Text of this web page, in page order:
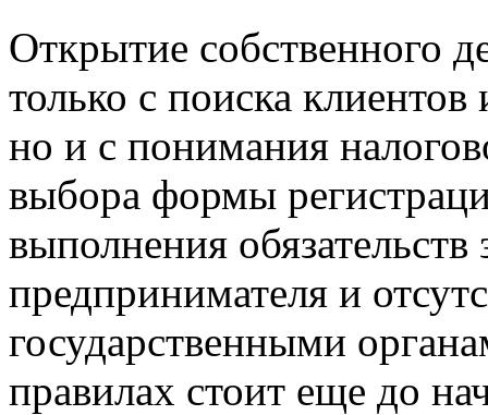
Открытие собственного
только с поиска
но и с понимания
выбора формы
выполнения обязательств
предпринимателя и
государственными
правилах стоит еще до